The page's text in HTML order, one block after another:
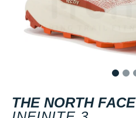
THE NORTH FACE